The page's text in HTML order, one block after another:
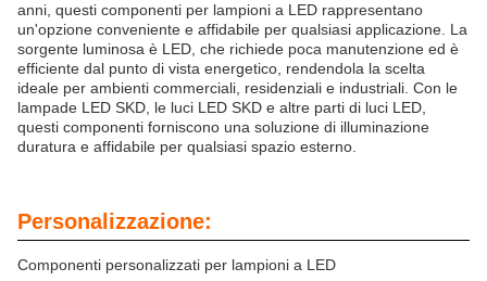
anni, questi componenti per lampioni a LED rappresentano
un'opzione conveniente e affidabile per qualsiasi applicazione. La
sorgente luminosa è LED, che richiede poca manutenzione ed è
efficiente dal punto di vista energetico, rendendola la scelta
ideale per ambienti commerciali, residenziali e industriali. Con le
lampade LED SKD, le luci LED SKD e altre parti di luci LED,
questi componenti forniscono una soluzione di illuminazione
duratura e affidabile per qualsiasi spazio esterno.
Personalizzazione:
Componenti personalizzati per lampioni a LED